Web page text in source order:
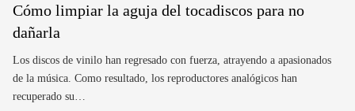
Cómo limpiar la aguja del tocadiscos​ para no
dañarla
Los discos de vinilo han regresado con fuerza, atrayendo a apasionados
de la música. Como resultado, los reproductores analógicos han
recuperado su…